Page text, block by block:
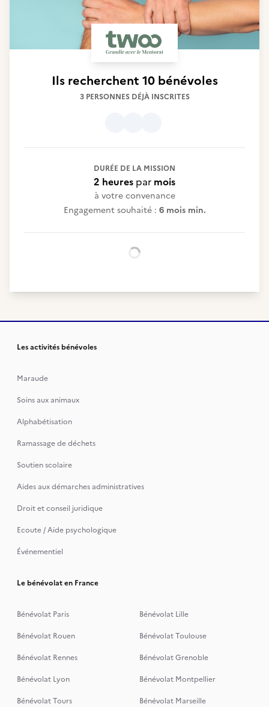
Ils recherchent 10 bénévoles
3 PERSONNES DÉJÀ INSCRITES
DURÉE DE LA MISSION
2 heures par mois
à votre convenance
Engagement souhaité : 6 mois min.
Les activités bénévoles
Maraude
Soins aux animaux
Alphabétisation
Ramassage de déchets
Soutien scolaire
Aides aux démarches administratives
Droit et conseil juridique
Ecoute / Aide psychologique
Événementiel
Le bénévolat en France
Bénévolat Paris
Bénévolat Lille
Bénévolat Rouen
Bénévolat Toulouse
Bénévolat Rennes
Bénévolat Grenoble
Bénévolat Lyon
Bénévolat Montpellier
Bénévolat Tours
Bénévolat Marseille